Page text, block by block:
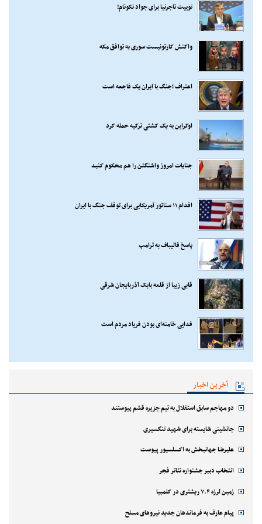
توییت تاجرنیا برای جواد نکونام!
واکنش کارتونیست سوری به توافق مکه
اعتراف ؛جنگ با ایران یک فاجعه است
اوکراین به یک کشتی ترکیه حمله کرد
جنایات امروز واشنگتن را هم محکوم کنید
اقدام ۱۱ سناتور آمریکایی برای توقف جنگ با ایران
پاسخ قالیباف به ترامپ
قابی زیبا از قلعه بابک آذربایجان شرقی
فدایی خامنه‌ای بودن فریاد مردم است
آخرین اخبار
دو مهاجم سابق استقلال به تیم جزیره قشم پیوستند
جانشینی شایسته برای شهید تنگسیری
علیرضا جهانبخش به اکسلسیور پیوست
انتخاب دبیر جشنواره تئاتر فجر
زمین لرزه ۷.۴ ریشتری در کلمبیا
پیام عارف به فرماندهان جدید نیروهای مسلح